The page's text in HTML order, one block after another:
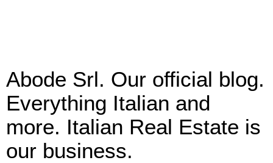
Abode Srl. Our official blog.
Everything Italian and
more. Italian Real Estate is
our business.